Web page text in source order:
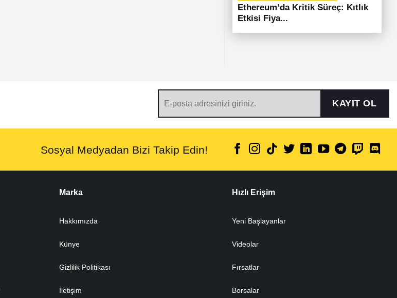
Ethereum’da Kritik Süreç: Kıtlık
Etkisi Fiya...
KAYIT OL
Sosyal Medyadan Bizi Takip Edin!
Marka
Hakkımızda
Künye
Gizlilik Politikası
İletişim
Hızlı Erişim
Yeni Başlayanlar
Videolar
Fırsatlar
Borsalar